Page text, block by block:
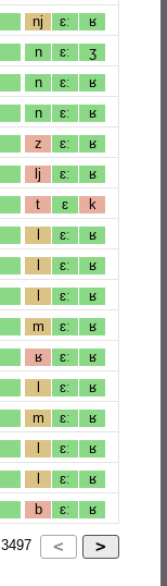
nj ɛː ʁ
n ɛː ʒ
n ɛː ʁ
n ɛː ʁ
z ɛː ʁ
lj ɛː ʁ
t ɛ k
l ɛː ʁ
l ɛː ʁ
l ɛː ʁ
m ɛː ʁ
ʁ ɛː ʁ
l ɛː ʁ
m ɛː ʁ
l ɛː ʁ
l ɛː ʁ
b ɛː ʁ
3497